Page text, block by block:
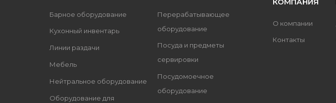
Барное оборудование
Кухонный инвентарь
Линии раздачи
Мебель
Нейтральное оборудование
Оборудование для
Перерабатывающее
оборудование
Посуда и предметы
сервировки
Посудомоечное
оборудование
О компании
Контакты